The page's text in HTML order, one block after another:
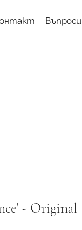
Въпроси
- Original